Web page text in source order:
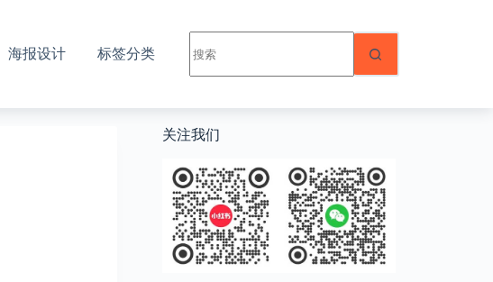
海报设计 标签分类
结
果
关注我们